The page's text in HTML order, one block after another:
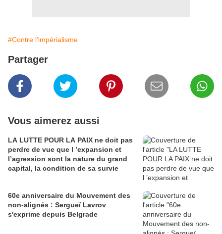
#Contre l'impérialisme
Partager
Vous aimerez aussi
LA LUTTE POUR LA PAIX ne doit pas
perdre de vue que l ’expansion et
l’agression sont la nature du grand
capital, la condition de sa survie
60e anniversaire du Mouvement des
non-alignés : Sergueï Lavrov
s'exprime depuis Belgrade